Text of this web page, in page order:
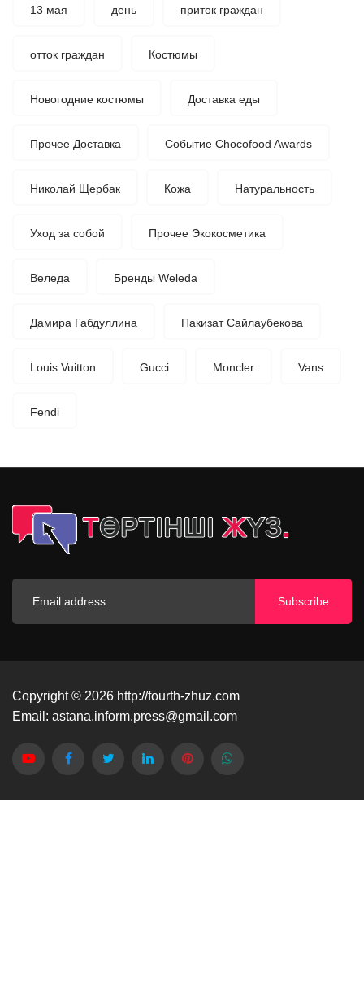
13 мая день приток граждан
отток граждан Костюмы
Новогодние костюмы Доставка еды
Прочее Доставка Событие Chocofood Awards
Николай Щербак Кожа Натуральность
Уход за собой Прочее Экокосметика
Веледа Бренды Weleda
Дамира Габдуллина Пакизат Сайлаубекова
Louis Vuitton Gucci Moncler Vans
Fendi
Subscribe
Copyright © 2026 http://fourth-zhuz.com
Email: astana.inform.press@gmail.com